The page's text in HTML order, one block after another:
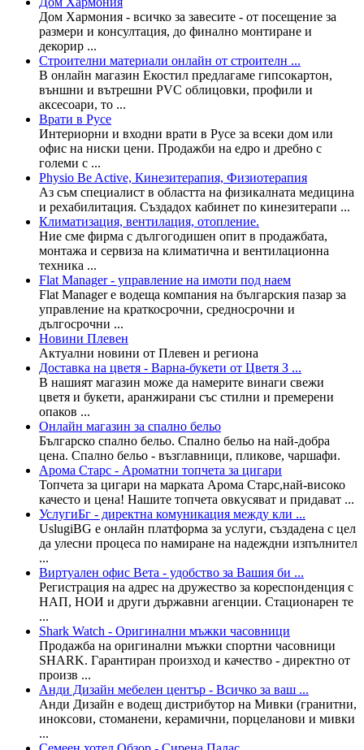
Дом Хармония - всичко за завесите - от посещение за
размери и консултация, до финално монтиране и
декорир ...
Строителни материали онлайн от строителн ...
В онлайн магазин Екостил предлагаме гипсокартон,
външни и вътрешни PVC облицовки, профили и
аксесоари, то ...
Врати в Русе
Интериорни и входни врати в Русе за всеки дом или
офис на ниски цени. Продажби на едро и дребно с
големи с ...
Physio Be Active, Кинезитерапия, Физиотерапия
Аз съм специалист в областта на физикалната медицина
и рехабилитация. Създадох кабинет по кинезитерапи ...
Климатизация, вентилация, отопление.
Ние сме фирма с дългогодишен опит в продажбата,
монтажа и сервиза на климатична и вентилационна
техника ...
Flat Manager - управление на имоти под наем
Flat Manager е водеща компания на българския пазар за
управление на краткосрочни, средносрочни и
дългосрочни ...
Новини Плевен
Актуални новини от Плевен и региона
Доставка на цветя - Варна-букети от Цветя З ...
В нашият магазин може да намерите винаги свежи
цветя и букети, аранжирани със стилни и премерени
опаков ...
Онлайн магазин за спално бельо
Българско спално бельо. Спално бельо на най-добра
цена. Спално бельо - възглавници, пликове, чаршафи.
Арома Старс - Ароматни топчета за цигари
Топчета за цигари на марката Арома Старс,най-високо
качесто и цена! Нашите топчета овкусяват и придават ...
УслугиБг - директна комуникация между кли ...
UslugiBG е онлайн платформа за услуги, създадена с цел
да улесни процеса по намиране на надеждни изпълнител
...
Виртуален офис Вета - удобство за Вашия би ...
Регистрация на адрес на дружество за кореспонденция с
НАП, НОИ и други държавни агенции. Стационарен те
...
Shark Watch - Оригинални мъжки часовници
Продажба на оригинални мъжки спортни часовници
SHARK. Гарантиран произход и качество - директно от
произв ...
Анди Дизайн мебелен център - Всичко за ваш ...
Анди Дизайн е водещ дистрибутор на Мивки (гранитни,
иноксови, стоманени, керамични, порцеланови и мивки
...